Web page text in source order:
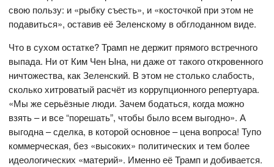
свою пользу: и «рыбку съесть», и «косточкой при этом не
подавиться», оставив её Зеленскому в обглоданном виде.
Что в сухом остатке? Трамп не держит прямого встречного
выпада. Ни от Ким Чен Ына, ни даже от такого откровенного
ничтожества, как Зеленский. В этом не столько слабость,
сколько хитроватый расчёт из коррупционного репертуара.
«Мы же серьёзные люди. Зачем бодаться, когда можно
взять – и все “порешать”, чтобы было всем выгодно». А
выгодна – сделка, в которой основное – цена вопроса! Тупо
коммерческая, без «высоких» политических и тем более
идеологических «материй». Именно её Трамп и добивается.